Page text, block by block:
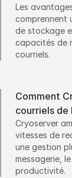
Les
comprennent
de stockage
capacités de
courriels.
Comment
courriels
Cryoserver
vitesses de
une gestion
messagerie,
productivité.